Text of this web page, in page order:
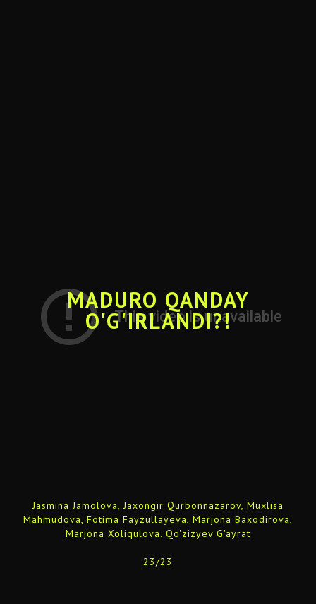
MADURO QANDAY
O'G'IRLANDI?!
Jasmina Jamolova, Jaxongir Qurbonnazarov, Muxlisa
Mahmudova, Fotima Fayzullayeva, Marjona Baxodirova,
Marjona Xoliqulova. Qo'zizyev G'ayrat
23/23